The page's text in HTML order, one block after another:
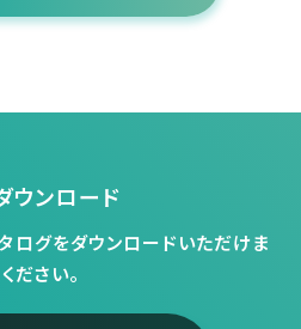
ウンロード
ログをダウンロードいただけま
ださい。